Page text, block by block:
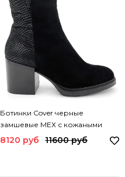
Ботинки Cover черные
замшевые МЕХ с кожаными
вставками тиснение под питона
8120 руб 11600 руб